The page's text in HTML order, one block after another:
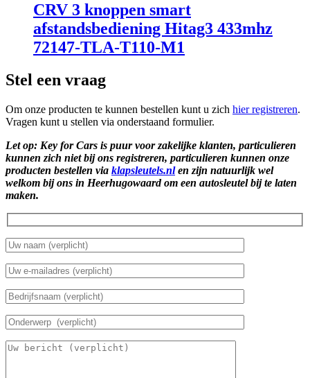
CRV 3 knoppen smart
afstandsbediening Hitag3 433mhz
72147-TLA-T110-M1
Stel een vraag
Om onze producten te kunnen bestellen kunt u zich hier registreren.
Vragen kunt u stellen via onderstaand formulier.
Let op: Key for Cars is puur voor zakelijke klanten, particulieren
kunnen zich niet bij ons registreren, particulieren kunnen onze
producten bestellen via klapsleutels.nlen zijn natuurlijk wel
welkom bij ons in Heerhugowaard om een autosleutel bij te laten
maken.